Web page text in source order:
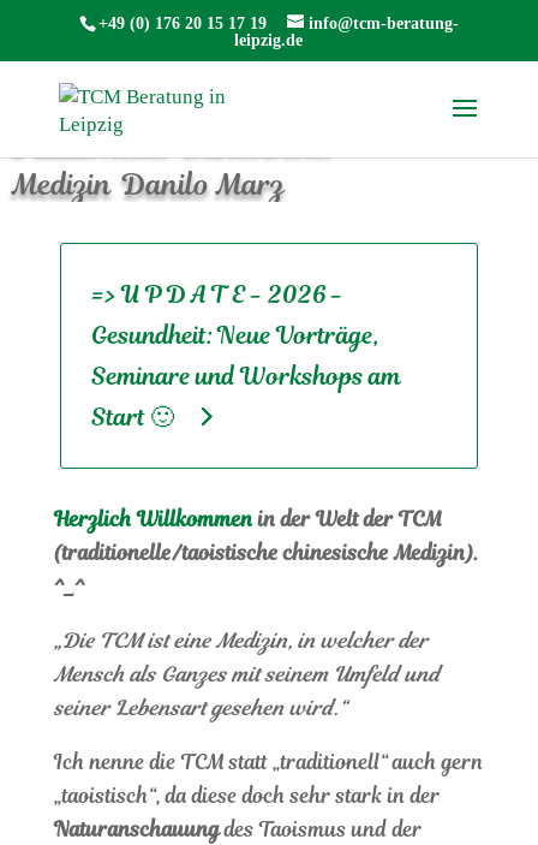
+49 (0) 176 20 15 17 19
info@tcm-beratung-
leipzig.de
TCM Beratung Leipzig
Ganzheitliche Beratungspraxis in
traditioneller chinesischer
Medizin Danilo Marz
=> U P D A T E - 2026 -
Gesundheit: Neue Vorträge,
Seminare und Workshops am
Start 🙂
Herzlich Willkommenin der Welt der TCM
(traditionelle/taoistische chinesische Medizin).
^_^
„Die TCM ist eine Medizin, in welcher der
Mensch als Ganzes mit seinem Umfeld und
seiner Lebensart gesehen wird.“
Ich nenne die TCM statt „traditionell“ auch gern
„taoistisch“, da diese doch sehr stark in der
Naturanschauungdes Taoismus und der